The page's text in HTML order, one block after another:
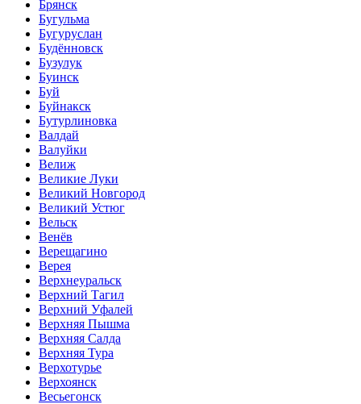
Брянск
Бугульма
Бугуруслан
Будённовск
Бузулук
Буинск
Буй
Буйнакск
Бутурлиновка
Валдай
Валуйки
Велиж
Великие Луки
Великий Новгород
Великий Устюг
Вельск
Венёв
Верещагино
Верея
Верхнеуральск
Верхний Тагил
Верхний Уфалей
Верхняя Пышма
Верхняя Салда
Верхняя Тура
Верхотурье
Верхоянск
Весьегонск